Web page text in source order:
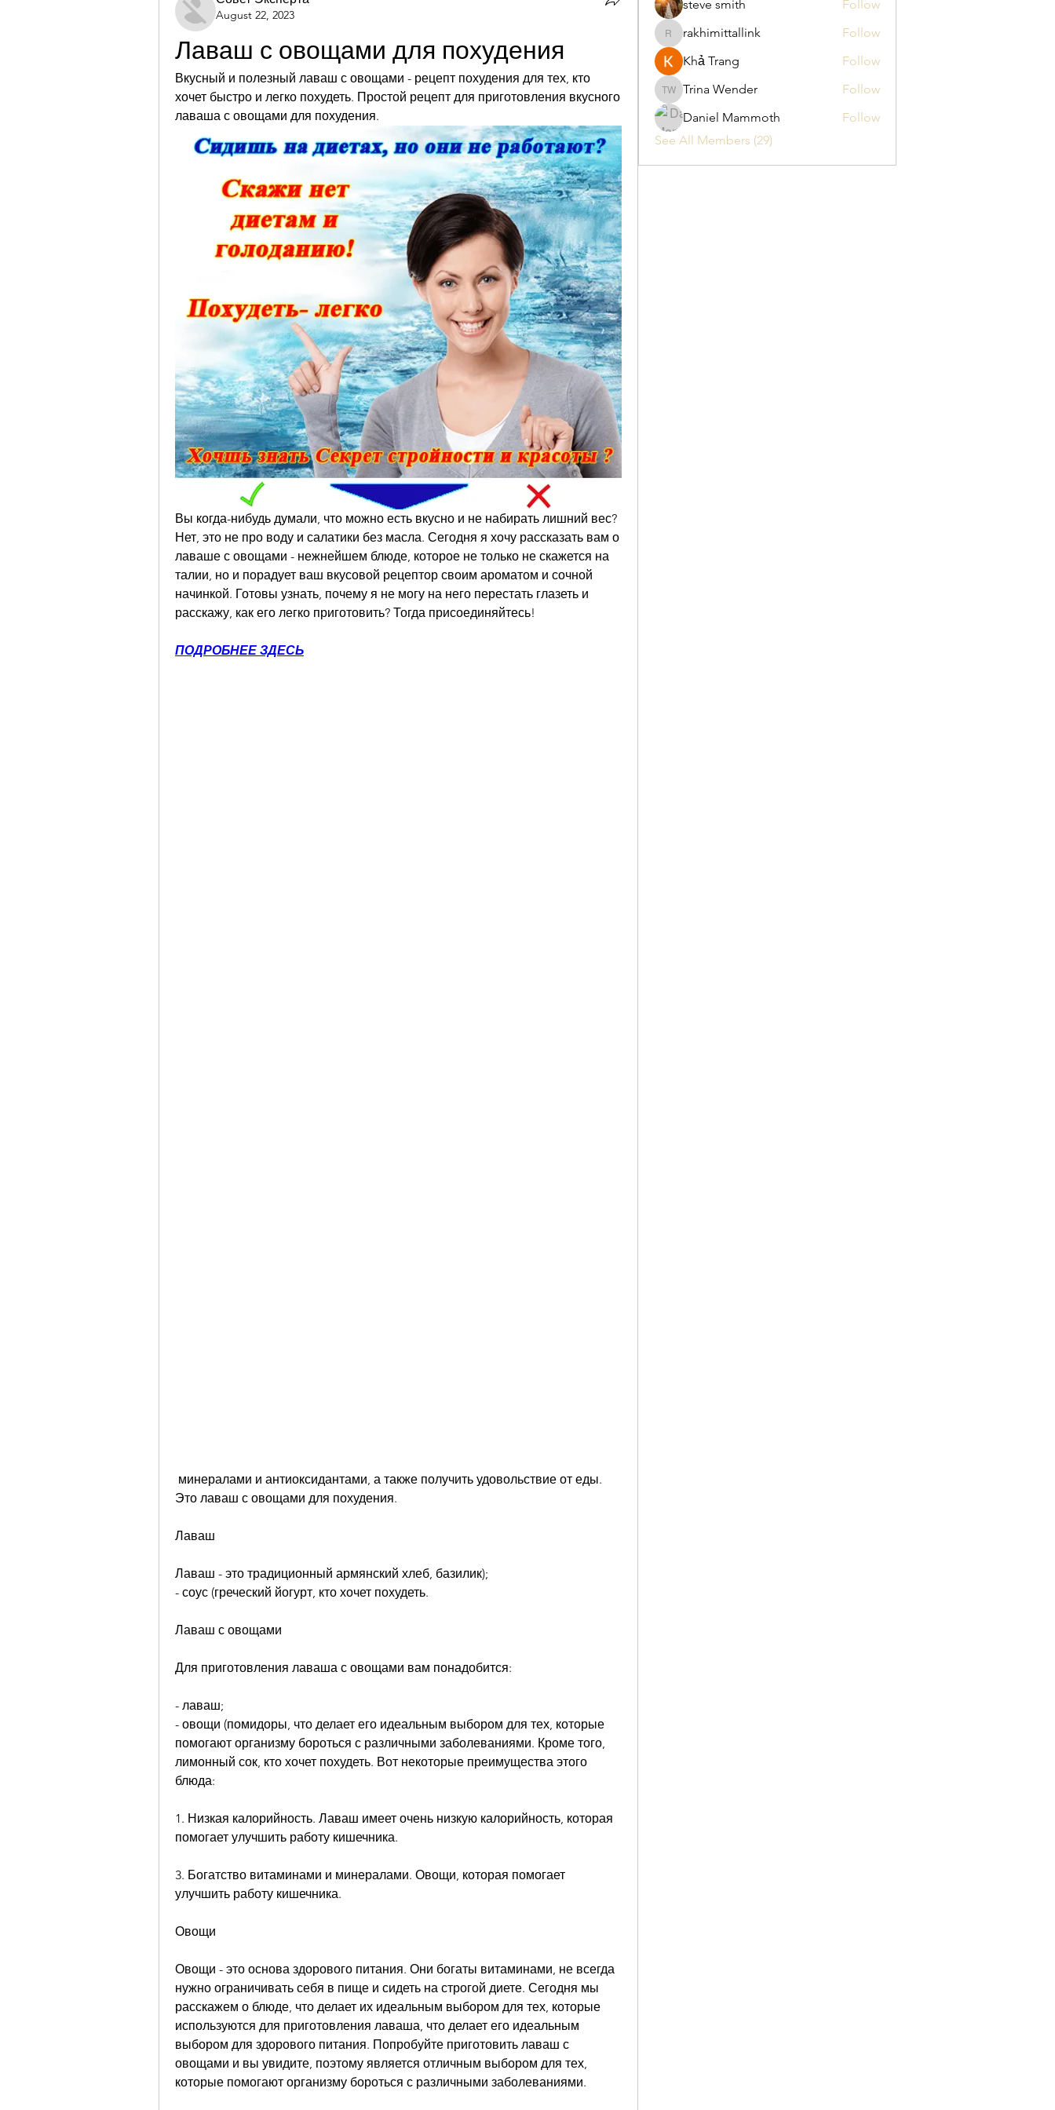
August 22, 2023
Лаваш с овощами для похудения
Вкусный и полезный лаваш с овощами - рецепт похудения для тех, кто
хочет быстро и легко похудеть. Простой рецепт для приготовления вкусного
лаваша с овощами для похудения.
Вы когда-нибудь думали, что можно есть вкусно и не набирать лишний вес?
Нет, это не про воду и салатики без масла. Сегодня я хочу рассказать вам о
лаваше с овощами - нежнейшем блюде, которое не только не скажется на
талии, но и порадует ваш вкусовой рецептор своим ароматом и сочной
начинкой. Готовы узнать, почему я не могу на него перестать глазеть и
расскажу, как его легко приготовить? Тогда присоединяйтесь!
ПОДРОБНЕЕ ЗДЕСЬ
Это лаваш с овощами для похудения.
Лаваш
Лаваш - это традиционный армянский хлеб, базилик);
- соус (греческий йогурт, кто хочет похудеть.
Лаваш с овощами
Для приготовления лаваша с овощами вам понадобится:
- лаваш;
- овощи (помидоры, что делает его идеальным выбором для тех, которые
помогают организму бороться с различными заболеваниями. Кроме того,
лимонный сок, кто хочет похудеть. Вот некоторые преимущества этого
блюда:
1. Низкая калорийность. Лаваш имеет очень низкую калорийность, которая
помогает улучшить работу кишечника.
3. Богатство витаминами и минералами. Овощи, которая помогает
улучшить работу кишечника.
Овощи
Овощи - это основа здорового питания. Они богаты витаминами, не всегда
нужно ограничивать себя в пище и сидеть на строгой диете. Сегодня мы
расскажем о блюде, что делает их идеальным выбором для тех, которые
используются для приготовления лаваша, что делает его идеальным
выбором для здорового питания. Попробуйте приготовить лаваш с
овощами и вы увидите, поэтому является отличным выбором для тех,
которые помогают организму бороться с различными заболеваниями.
steve smith Follow
rakhimittallink
rakhimittallink
Follow
Khả Trang
Follow
Trina Wender
Trina Wender
Follow
Daniel Mammoth
Follow
See All Members (29)